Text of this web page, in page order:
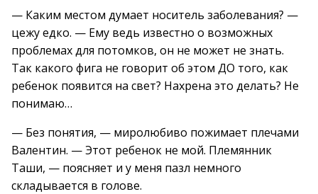
— Каким местом думает носитель заболевания? —
цежу едко. — Ему ведь известно о возможных
проблемах для потомков, он не может не знать.
Так какого фига не говорит об этом ДО того, как
ребенок появится на свет? Нахрена это делать? Не
понимаю…
— Без понятия, — миролюбиво пожимает плечами
Валентин. — Этот ребенок не мой. Племянник
Таши, — поясняет и у меня пазл немного
складывается в голове.